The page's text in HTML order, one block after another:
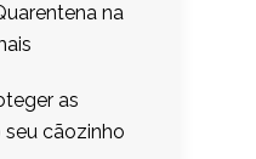
na
as
cãozinho